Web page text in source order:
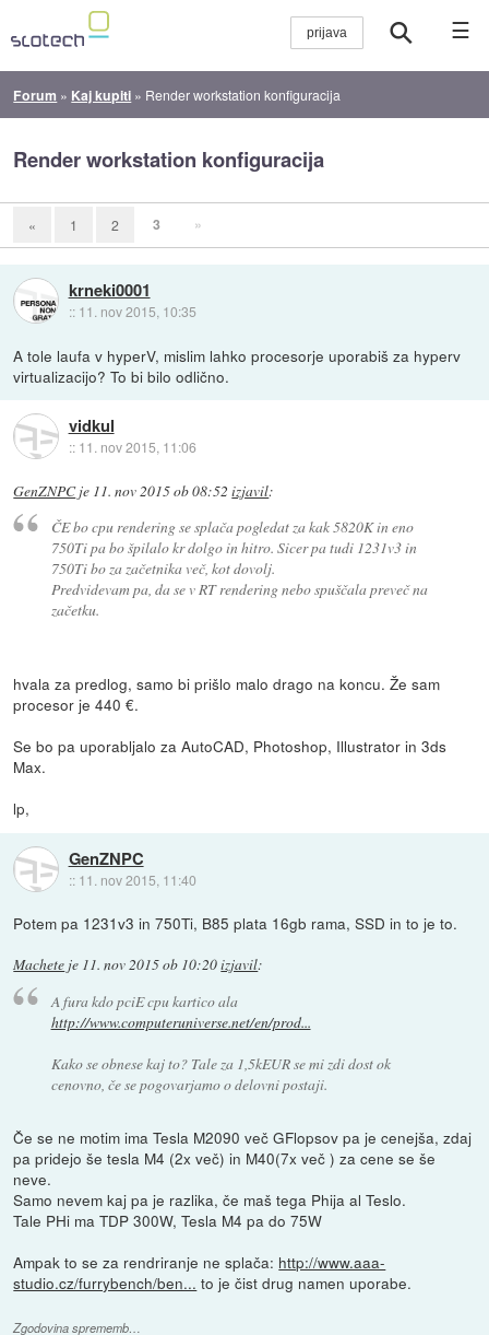
☰
Forum » Kaj kupiti » Render workstation konfiguracija
Render workstation konfiguracija
« 1 2 3 »
krneki0001
:: 11. nov 2015, 10:35
A tole laufa v hyperV, mislim lahko procesorje uporabiš za hyperv
virtualizacijo? To bi bilo odlično.
vidkul
:: 11. nov 2015, 11:06
GenZNPCje 11. nov 2015 ob 08:52 izjavil:
ČE bo cpu rendering se splača pogledat za kak 5820K in eno
750Ti pa bo špilalo kr dolgo in hitro. Sicer pa tudi 1231v3 in
750Ti bo za začetnika več, kot dovolj.
Predvidevam pa, da se v RT rendering nebo spuščala preveč na
začetku.
hvala za predlog, samo bi prišlo malo drago na koncu. Že sam
procesor je 440 €.
Se bo pa uporabljalo za AutoCAD, Photoshop, Illustrator in 3ds
Max.
lp,
GenZNPC
:: 11. nov 2015, 11:40
Potem pa 1231v3 in 750Ti, B85 plata 16gb rama, SSD in to je to.
Machete je 11. nov 2015 ob 10:20izjavil:
A fura kdo pciE cpu kartico ala
http://www.computeruniverse.net/en/prod...
Kako se obnese kaj to? Tale za 1,5kEUR se mi zdi dost ok
cenovno, če se pogovarjamo o delovni postaji.
Če se ne motim ima Tesla M2090 več GFlopsov pa je cenejša, zdaj
pa pridejo še tesla M4 (2x več) in M40(7x več ) za cene se še
neve.
Samo nevem kaj pa je razlika, če maš tega Phija al Teslo.
Tale PHi ma TDP 300W, Tesla M4 pa do 75W
Ampak to se za rendriranje ne splača: http://www.aaa-
studio.cz/furrybench/ben... to je čist drug namen uporabe.
Zgodovina sprememb…